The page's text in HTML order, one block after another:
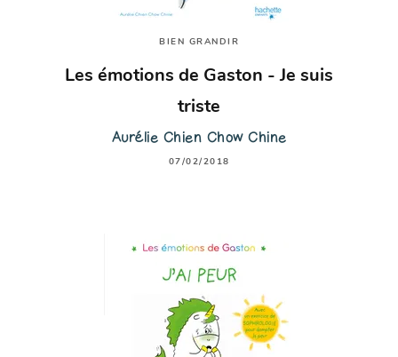
BIEN GRANDIR
Les émotions de Gaston - Je suis
triste
Aurélie Chien Chow Chine
07/02/2018